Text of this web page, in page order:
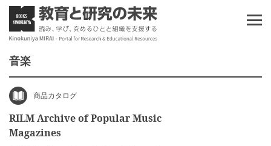
音楽
商品カタログ
RILM Archive of Popular Music
Magazines